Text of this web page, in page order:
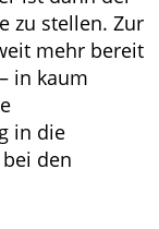
zu stellen. Zur
mehr bereit
in kaum
in die
den